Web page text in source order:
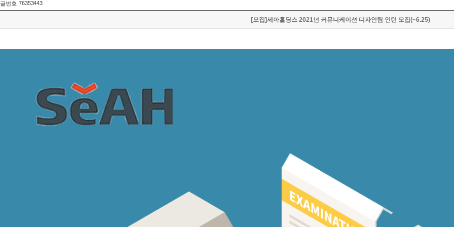
글번호 76353443
[모집]세아홀딩스 2021년 커뮤니케이션 디자인팀 인턴 모집(~6.25)